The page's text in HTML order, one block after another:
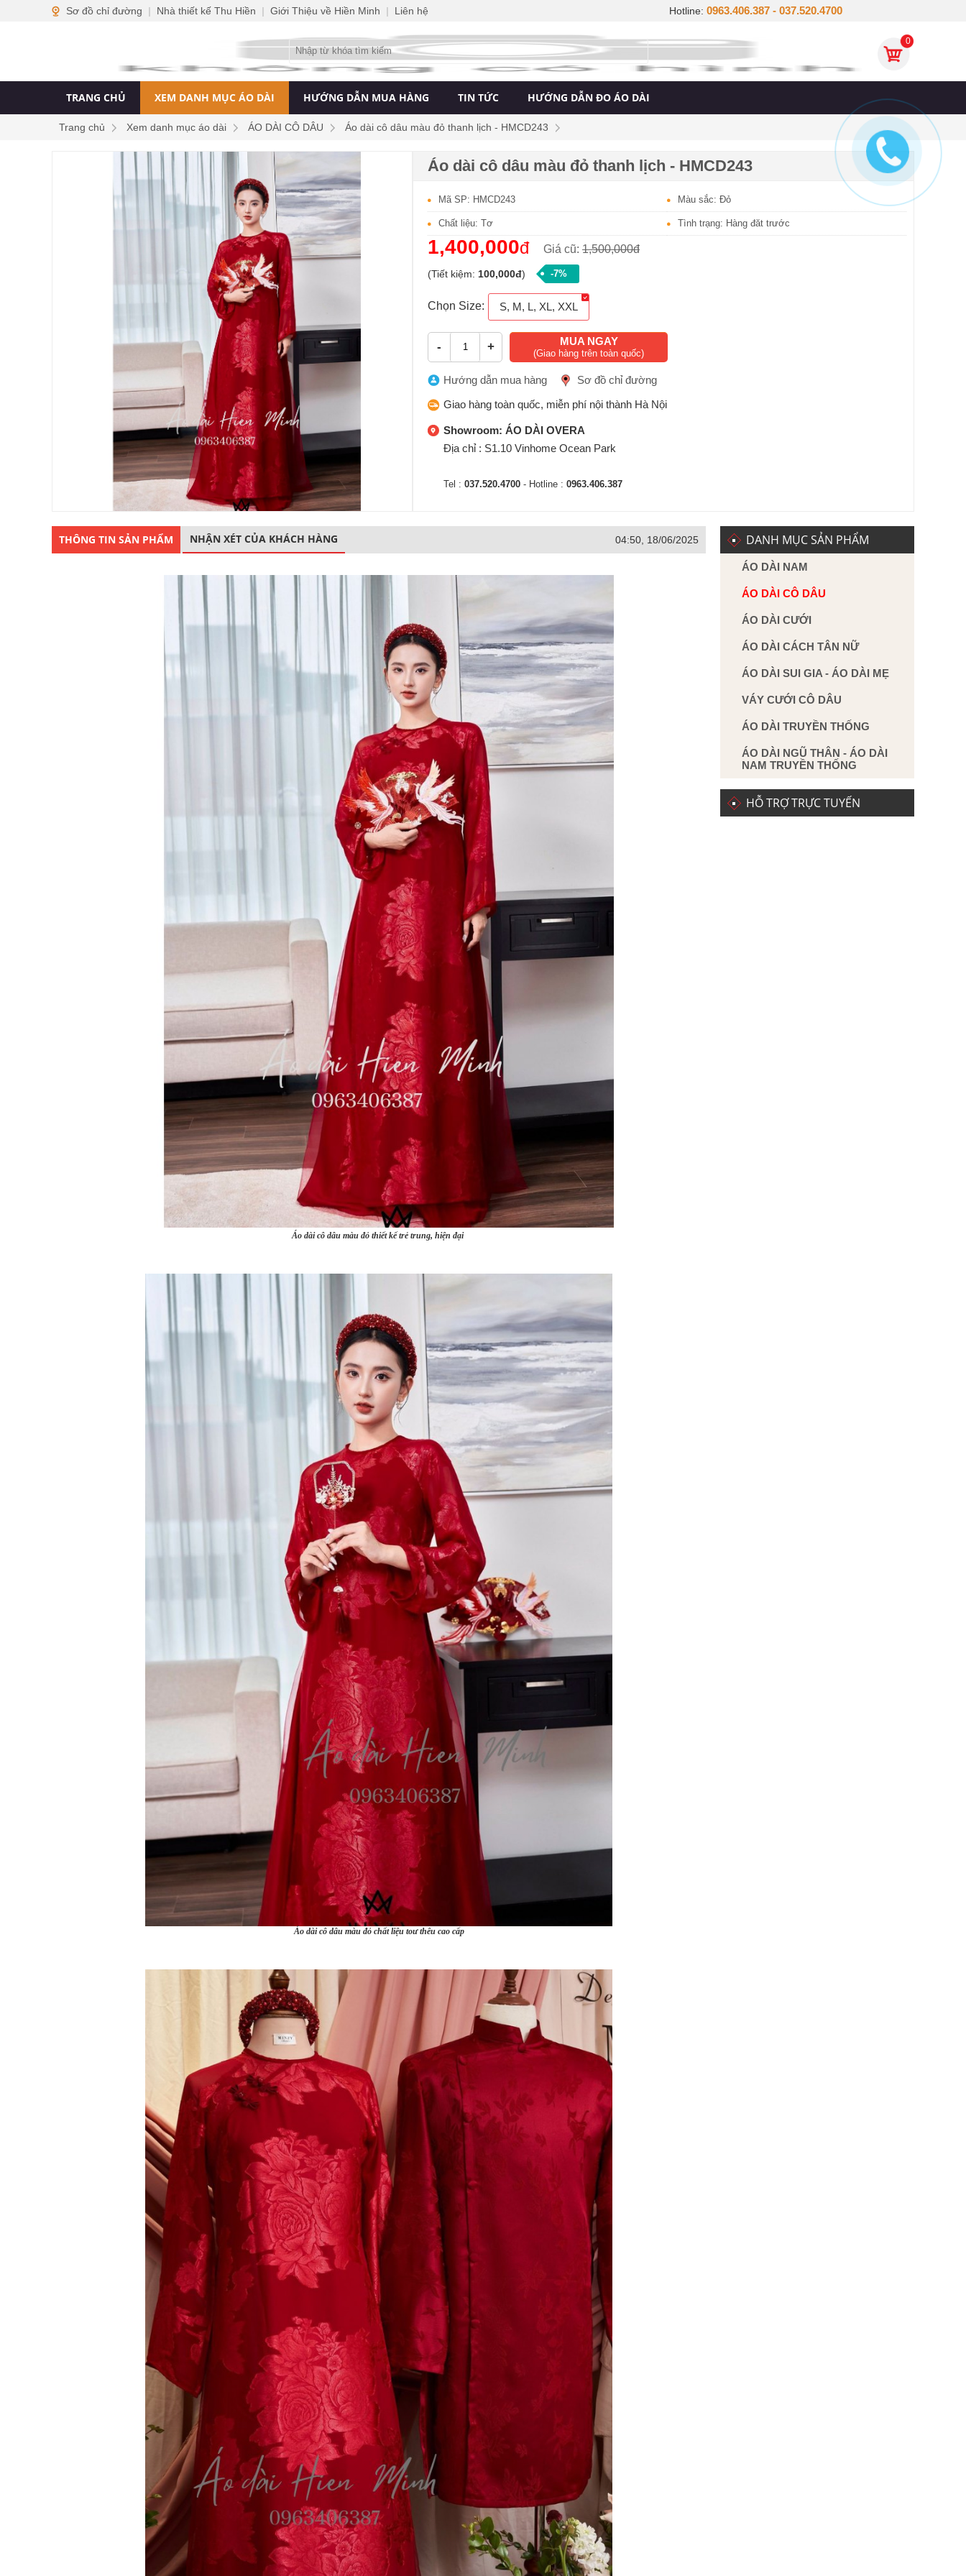
0
TRANG CHỦ XEM DANH MỤC ÁO DÀI HƯỚNG DẪN MUA HÀNG TIN TỨC HƯỚNG DẪN ĐO ÁO DÀI
Trang chủ Xem danh mục áo dài ÁO DÀI CÔ DÂU Áo dài cô dâu màu đỏ thanh lịch - HMCD243
Áo dài cô dâu màu đỏ thanh lịch - HMCD243
Mã SP: HMCD243 Màu sắc: Đỏ
Chất liệu: Tơ Tình trạng: Hàng đăt trước
1,400,000đ Giá cũ: 1,500,000đ
(Tiết kiệm: 100,000đ) -7%
Chọn Size: S, M, L, XL, XXL
- + MUA NGAY
(Giao hàng trên toàn quốc)
Hướng dẫn mua hàng
Sơ đồ chỉ đường
Giao hàng toàn quốc, miễn phí nội thành Hà Nội
Showroom: ÁO DÀI OVERA
Địa chỉ : S1.10 Vinhome Ocean Park
Tel : 037.520.4700 - Hotline : 0963.406.387
04:50, 18/06/2025
THÔNG TIN SẢN PHẨM NHẬN XÉT CỦA KHÁCH HÀNG
Áo dài cô dâu màu đỏ thiết kế trẻ trung, hiện đại
Áo dài cô dâu màu đỏ chất liệu toư thêu cao cấp
DANH MỤC SẢN PHẨM
ÁO DÀI NAM
ÁO DÀI CÔ DÂU
ÁO DÀI CƯỚI
ÁO DÀI CÁCH TÂN NỮ
ÁO DÀI SUI GIA - ÁO DÀI MẸ
VÁY CƯỚI CÔ DÂU
ÁO DÀI TRUYỀN THỐNG
ÁO DÀI NGŨ THÂN - ÁO DÀI
NAM TRUYỀN THỐNG
HỖ TRỢ TRỰC TUYẾN
Hotline: 0963.406.387 - 037.520.4700
Sơ đồ chỉ đường | Nhà thiết kế Thu Hiền | Giới Thiệu về Hiền Minh | Liên hệ